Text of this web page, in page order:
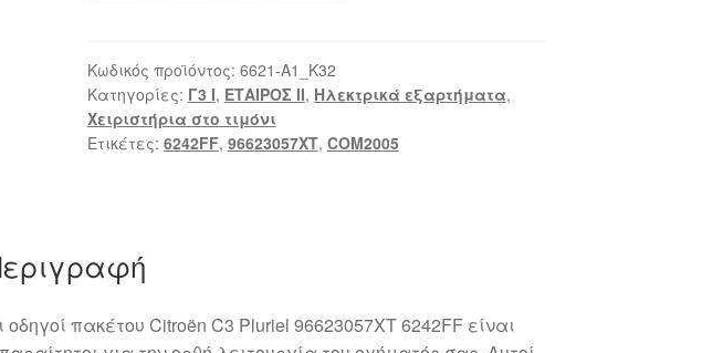
Pluriel
96623057XT
6242FF
ποσότητα
Κωδικός προϊόντος: 6621-A1_K32
Κατηγορίες: Γ3 Ι, ΕΤΑΙΡΟΣ II, Ηλεκτρικά εξαρτήματα,
Χειριστήρια στο τιμόνι
Ετικέτες: 6242FF, 96623057XT, COM2005
οδηγοί πακέτου Citroën C3 Pluriel 96623057XT 6242FF είναι